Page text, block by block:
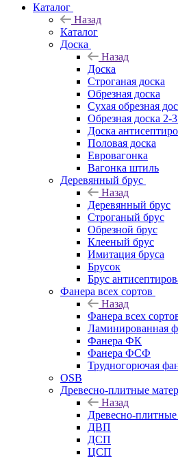
Каталог
Назад
Каталог
Доска
Назад
Доска
Строганая доска
Обрезная доска
Сухая обрезная
Обрезная доска 2-3
Доска
Половая доска
Евровагонка
Вагонка штиль
Деревянный брус
Назад
Деревянный брус
Строганый брус
Обрезной брус
Клееный брус
Имитация бруса
Брусок
Брус
Фанера всех сортов
Назад
Фанера всех
Ламинированная
Фанера ФК
Фанера ФСФ
Трудногорючая
OSB
Древесно-плитные
Назад
Древесно-
ДВП
ДСП
ЦСП